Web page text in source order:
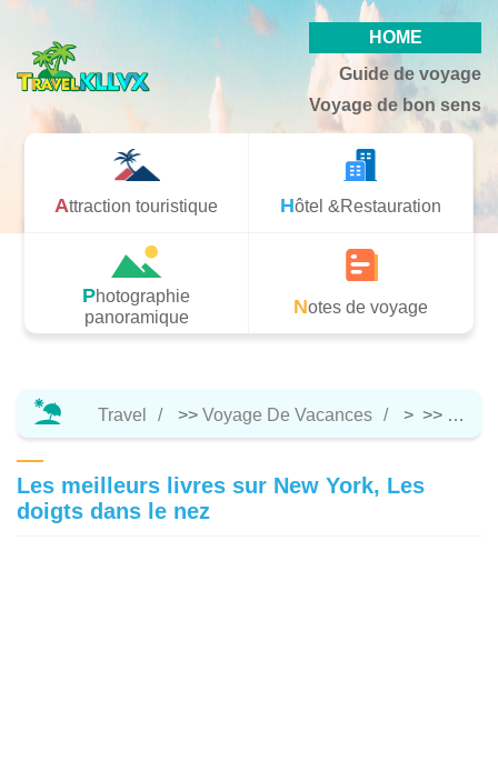
HOME
Guide de voyage
Voyage de bon sens
Attraction touristique Hôtel &Restauration
Photographie
panoramique
Notes de voyage
Travel >> Voyage De Vacances > >>
Les meilleurs livres sur New York, Les
doigts dans le nez